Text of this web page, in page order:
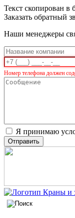
Текст скопирован в
Заказать обратный
Наши менеджеры
Номер телефона должен
Я принимаю
Отправить